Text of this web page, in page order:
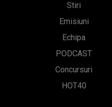
Stiri
Emisiuni
Echipa
PODCAST
Concursuri
HOT40